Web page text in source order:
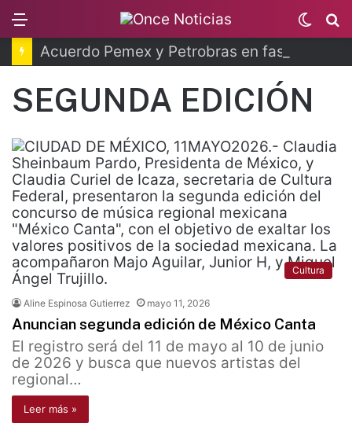
Switch
skin
SEGUNDA EDICIÓN
Cultura
Aline Espinosa Gutierrez mayo 11, 2026
Anuncian segunda edición de México Canta
El registro será del 11 de mayo al 10 de junio
de 2026 y busca que nuevos artistas del
regional…
Leer más »